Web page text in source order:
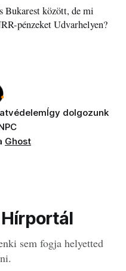
Bukarest között, de mi
pénzeket Udvarhelyen?
Így dolgozunk
Ghost
sem fogja helyetted